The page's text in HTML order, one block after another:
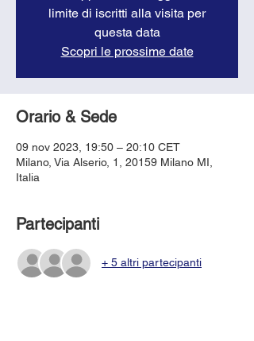
limite di iscritti alla visita per
questa data
Scopri le prossime date
Orario & Sede
09 nov 2023, 19:50 – 20:10 CET
Milano, Via Alserio, 1, 20159 Milano MI,
Italia
Partecipanti
+ 5 altri partecipanti